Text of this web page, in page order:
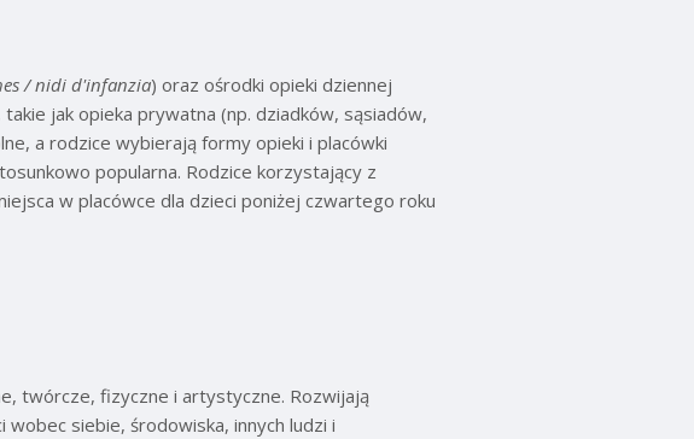
/ nidi d'infanzia) oraz ośrodki opieki dziennej
jak opieka prywatna (np. dziadków, sąsiadów,
a rodzice wybierają formy opieki i placówki
popularna. Rodzice korzystający z
w placówce dla dzieci poniżej czwartego roku
twórcze, fizyczne i artystyczne. Rozwijają
siebie, środowiska, innych ludzi i